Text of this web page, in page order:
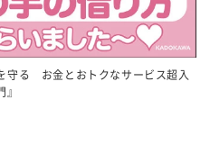
守る お金とおトクなサービス超入
』